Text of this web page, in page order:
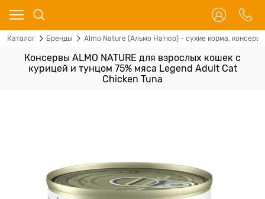
Каталог Бренды Almo Nature (Альмо Натюр) - сухие корма,
Консервы ALMO NATURE для взрослых кошек с
курицей и тунцом 75% мяса Legend Adult Cat
Chicken Tuna